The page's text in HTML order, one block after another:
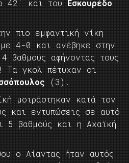
42΄ και του Εσκουρέδο
πιο εμφαντική νίκη
4-0 και ανέβηκε στην
βαθμούς αφήνοντας τους
Τα γκολ πέτυχαν οι
(3).
μοιράστηκαν κατά τον
και εντυπώσεις σε αυτό
βαθμούς και η Αχαϊκή
ο Αίαντας ήταν αυτός